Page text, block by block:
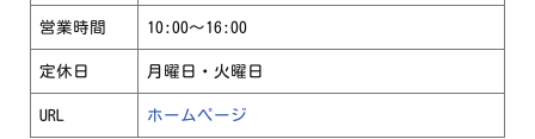
営業時間 10:00～16:00
定休日 月曜日・火曜日
URL ホームページ